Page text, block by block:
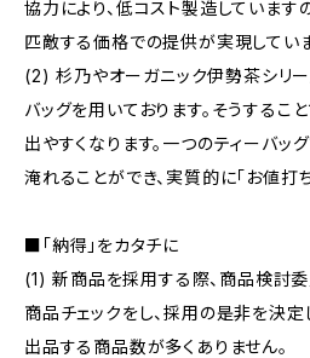
協力により、低コスト製造しています
匹敵する価格での提供が実現していま
(2) 杉乃やオーガニック伊勢茶シリ
バッグを用いております。そうするこ
出やすくなります。一つのティーバッ
淹れることができ、実質的に「お値打ち
■「納得」をカタチに
(1) 新商品を採用する際、商品検討
商品チェックをし、採用の是非を決
出品する商品数が多くありません。